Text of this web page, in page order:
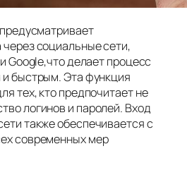
социальные сети,
Google,что делает процесс
быстрым. Эта функция
тех, кто предпочитает не
логинов и паролей. Вход
также обеспечивается с
современных мер